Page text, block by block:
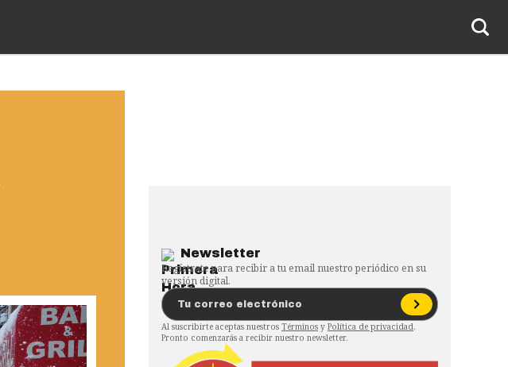
Newsletter
Regístrate para recibir a tu email nuestro periódico en su
versión digital.
Al suscribirte aceptas nuestros Términos y Política de privacidad.
Pronto comenzarás a recibir nuestro newsletter.